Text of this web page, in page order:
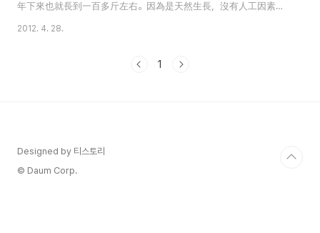
年下來也就長到一百多斤左右。因為是天然生長，沒有人工因素，
因此肉質非常鮮美。 這次去濟州島，老公的同事推薦了這家黑豬餐
白質的黑豬脖子肉 肥瘦間隔的黑豬五層肉 調味脖子肉 我們點了黑
我點了水冷麵，愛吃辣的我老公點了乾拌冷麵。 到濟州島嘗一嘗濟
州居民常去的”미소짓는 흑도야지(帶著笑容的黑豬)“吧。 地址 ：..
2012. 4. 28.
1
Designed by 티스토리
© Daum Corp.